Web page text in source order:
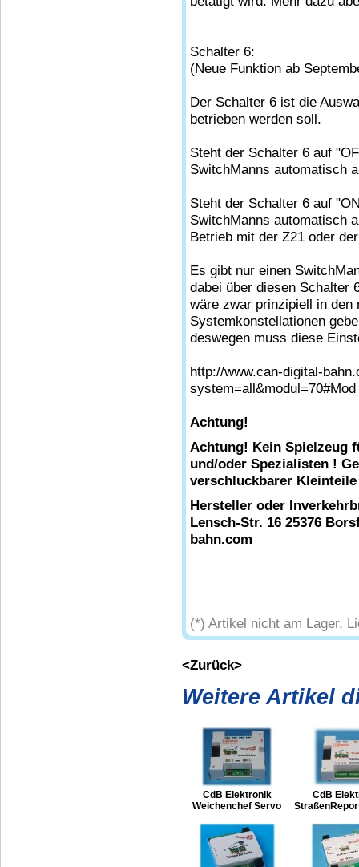
Schalter 6:
(Neue Funktion ab
Der Schalter 6 ist die
betrieben werden soll.
Steht der Schalter 6 auf
SwitchManns automatisch
Steht der Schalter 6 auf
SwitchManns automatisch
Betrieb mit der Z21 oder
Es gibt nur einen
dabei über diesen Schalter
wäre zwar prinzipiell in den
Systemkonstellationen
deswegen muss diese
http://www.can-digital-
Achtung!
Achtung! Kein Spielzeug
und/oder Spezialisten !
verschluckbarer
Hersteller oder
Lensch-Str. 16 25376
bahn.com
(*) Artikel nicht am Lager,
<Zurück>
Weitere Artikel
CdB Elektronik
Weichenchef Servo
CdB